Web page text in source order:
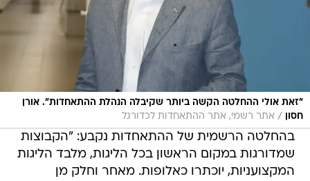
"זאת אולי ההחלטה הקשה ביותר שקיבלה הנהלת ההתאחדות". אורן
חסון
/ אתר רשמי, אתר ההתאחדות לכדורגל
בהחלטה הרשמית של ההתאחדות נקבע: "הקבוצות
שמדורגות במקום הראשון בכל הליגות, מלבד הליגות
המקצועניות, יוכתרו כאלופות. מאחר וחלק מן